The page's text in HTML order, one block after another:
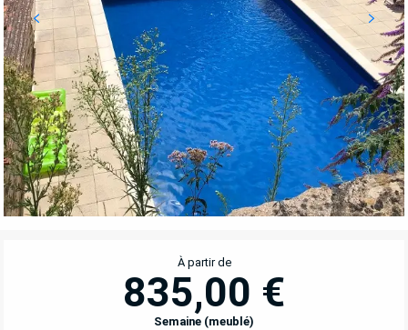
OUVERTURE ET COORDONNÉES
À partir de
835,00 €
Semaine (meublé)